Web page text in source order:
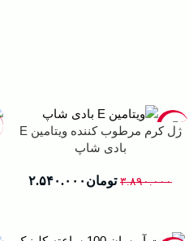
-35%
ژل کرم مرطوب کننده ویتامین E
بادی شاپ
۳.۸۹۰.۰۰۰ تومان ۲.۵۴۰.۰۰۰